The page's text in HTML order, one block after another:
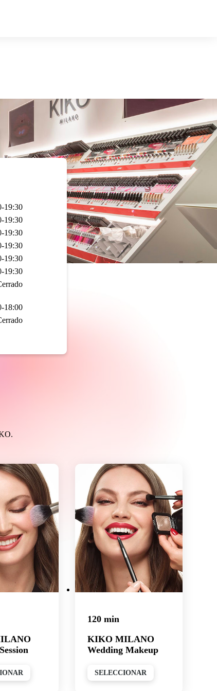
19:30
19:30
19:30
19:30
19:30
19:30
18:00
120 min
KIKO MILANO
Wedding Makeup
SELECCIONAR